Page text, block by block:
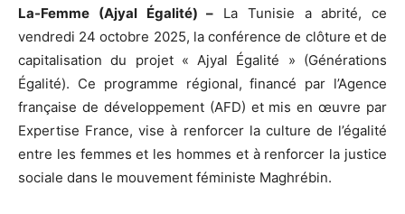
La-Femme (Ajyal Égalité) – La Tunisie a abrité, ce
vendredi 24 octobre 2025, la conférence de clôture et de
capitalisation du projet « Ajyal Égalité » (Générations
Égalité). Ce programme régional, financé par l’Agence
française de développement (AFD) et mis en œuvre par
Expertise France, vise à renforcer la culture de l’égalité
entre les femmes et les hommes et à renforcer la justice
sociale dans le mouvement féministe Maghrébin.